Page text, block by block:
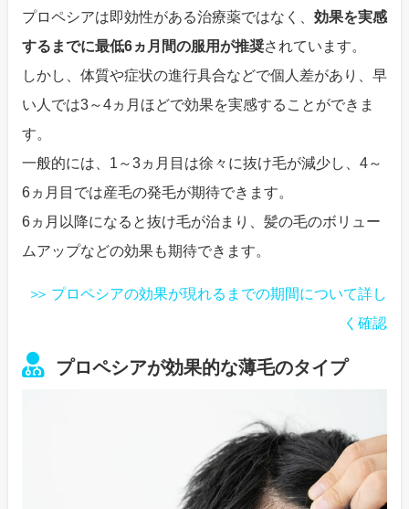
プロペシアは即効性がある治療薬ではなく、 効果を実感
するまでに最低6ヵ月間の服用が推奨されています。
しかし、体質や症状の進行具合などで個人差があり、早
い人では3～4ヵ月ほどで効果を実感することができま
す。
一般的には、1～3ヵ月目は徐々に抜け毛が減少し、4～
6ヵ月目では産毛の発毛が期待できます。
6ヵ月以降になると抜け毛が治まり、髪の毛のボリュー
ムアップなどの効果も期待できます。
プロペシアの効果が現れるまでの期間について詳し
く確認
プロペシアが効果的な薄毛のタイプ